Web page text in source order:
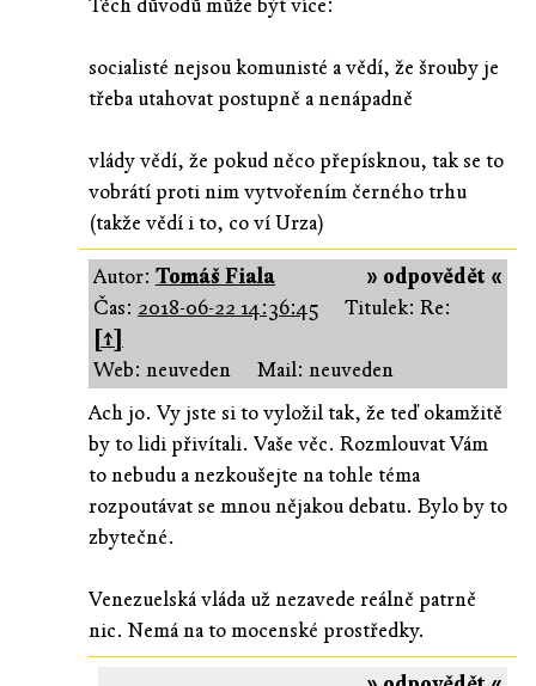
Těch důvodů může být více:
socialisté nejsou komunisté a vědí, že šrouby je
třeba utahovat postupně a nenápadně
vlády vědí, že pokud něco přepísknou, tak se to
vobrátí proti nim vytvořením černého trhu
(takže vědí i to, co ví Urza)
» odpovědět «
Autor: Tomáš Fiala
Čas: 2018-06-22 14:36:45
Titulek: Re:
[↑]
Web: neuveden
Mail: neuveden
Ach jo. Vy jste si to vyložil tak, že teď okamžitě
by to lidi přivítali. Vaše věc. Rozmlouvat Vám
to nebudu a nezkoušejte na tohle téma
rozpoutávat se mnou nějakou debatu. Bylo by to
zbytečné.
Venezuelská vláda už nezavede reálně patrně
nic. Nemá na to mocenské prostředky.